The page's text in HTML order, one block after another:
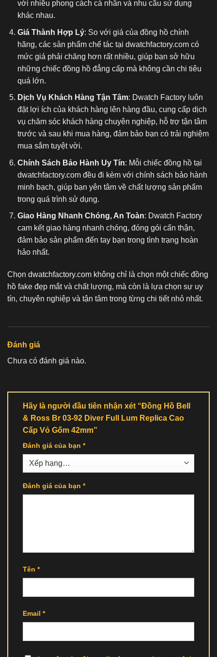
với nhiều phong cách cá nhân và nhu cầu sử dụng
khác nhau.
Giá Thành Hợp Lý: So với giá của đồng hồ chính
hãng, các sản phẩm chế tác tại dwatchfactory.com có
mức giá phải chăng hơn rất nhiều, giúp bạn sở hữu
những chiếc đồng hồ đẳng cấp mà không cần chi tiêu
quá lớn.
Dịch Vụ Khách Hàng Tận Tâm: Dwatch Factory luôn
đặt lợi ích của khách hàng lên hàng đầu, cung cấp dịch
vụ chăm sóc khách hàng chuyên nghiệp, hỗ trợ tận tâm
trước và sau khi mua hàng, đảm bảo bạn có trải nghiệm
mua sắm tuyệt vời.
Chính Sách Bảo Hành Uy Tín: Mỗi chiếc đồng hồ tại
dwatchfactory.com đều đi kèm với chính sách bảo hành
minh bạch, giúp bạn yên tâm về chất lượng sản phẩm
trong quá trình sử dụng.
Giao Hàng Nhanh Chóng, An Toàn: Dwatch Factory
cam kết giao hàng nhanh chóng, đóng gói cẩn thận,
đảm bảo sản phẩm đến tay bạn trong tình trạng hoàn
hảo nhất.
Chọn dwatchfactory.com không chỉ là chọn một chiếc đồng
hồ fake đẹp mắt và chất lượng, mà còn là lựa chọn sự uy
tín, chuyên nghiệp và tận tâm trong từng chi tiết nhỏ nhất.
Đánh giá
Chưa có đánh giá nào.
Hãy là người đầu tiên nhận xét “Đồng Hồ Bell
& Ross Br 03-92 Diver Full Lum Replica Cao
Cấp Vỏ Gốm 42mm”
Đánh giá của bạn *
Đánh giá của bạn *
Tên *
Email *